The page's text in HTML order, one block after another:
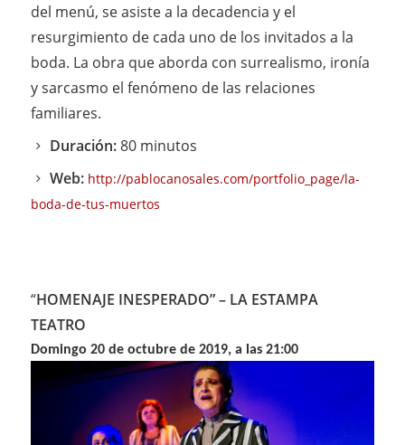
del menú, se asiste a la decadencia y el
resurgimiento de cada uno de los invitados a la
boda. La obra que aborda con surrealismo, ironía
y sarcasmo el fenómeno de las relaciones
familiares.
Duración:80 minutos
Web: http://pablocanosales.com/portfolio_page/la-
boda-de-tus-muertos
“HOMENAJE INESPERADO”– LA ESTAMPA
TEATRO
Domingo 20 de octubre de 2019, a las 21:00